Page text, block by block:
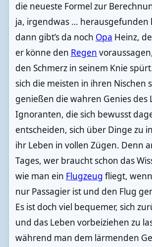
die neueste Formel zur
ja, irgendwas … herausgefunden
dann gibt’s da noch Opa Heinz,
er könne den Regen
den Schmerz in seinem Knie
sich die meisten in ihren Nischen
genießen die wahren Genies des
Ignoranten, die sich bewusst
entscheiden, sich über Dinge zu
ihr Leben in vollen Zügen. Denn
Tages, wer braucht schon das
wie man ein Flugzeug fliegt,
nur Passagier ist und den Flug
Es ist doch viel bequemer, sich
und das Leben vorbeiziehen zu
während man dem lärmenden